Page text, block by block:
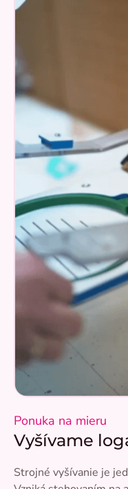
Ponuka na mieru
Vyšívame
Strojné vyšívanie je